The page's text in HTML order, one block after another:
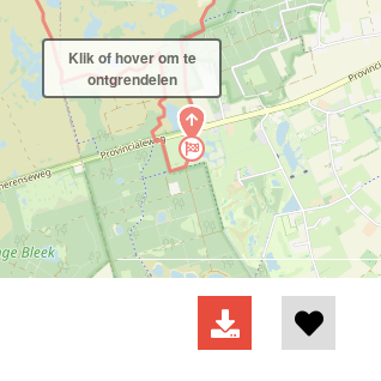
Klik of hover om te
ontgrendelen